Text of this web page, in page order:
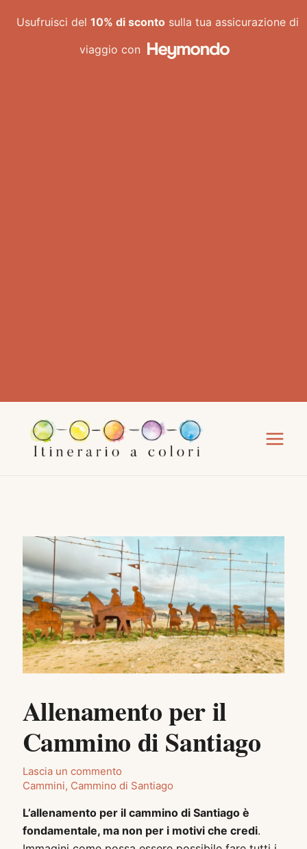
Usufruisci del 10% di sconto sulla tua assicurazione di
viaggio con
Allenamento per il
Cammino di Santiago
Lascia un commento
Cammini, Cammino di Santiago
L’allenamento per il cammino di Santiago è
fondamentale, ma non per i motivi che credi.